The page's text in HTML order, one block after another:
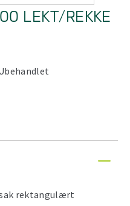
LEKT/REKKE
rektangulært